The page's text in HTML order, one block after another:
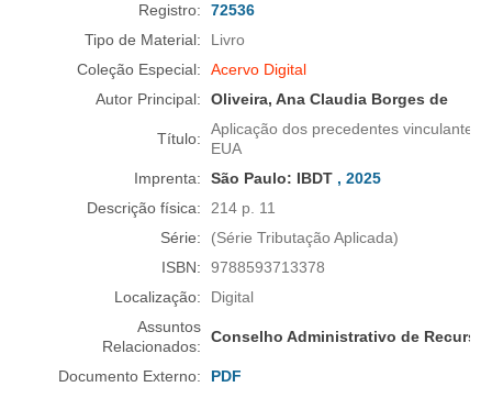
Registro:
72536
Tipo de Material:
Livro
Coleção Especial:
Acervo Digital
Autor Principal:
Oliveira, Ana Claudia Borges de
Título:
Aplicação dos precedentes vinculantes
EUA
Imprenta:
São Paulo: IBDT , 2025
Descrição física:
214 p. 11
Série:
(Série Tributação Aplicada)
ISBN:
9788593713378
Localização:
Digital
Assuntos
Relacionados:
Conselho Administrativo de
Documento Externo: PDF